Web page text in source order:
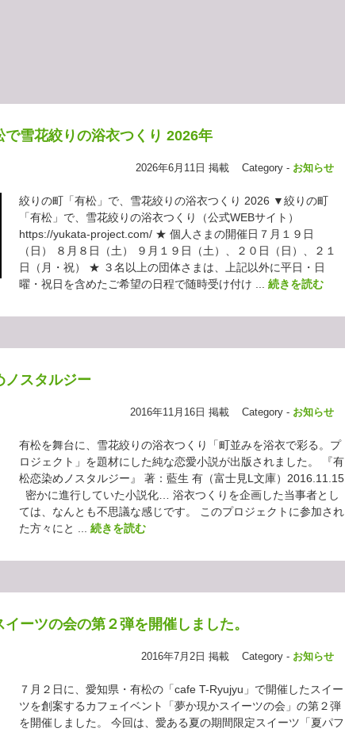
で雪花絞りの浴衣つくり 2026年
2026年6月11日 掲載 Category - お知らせ
絞りの町「有松」で、雪花絞りの浴衣つくり 2026 ▼絞りの町
「有松」で、雪花絞りの浴衣つくり（公式WEBサイト）
https://yukata-project.com/ ★ 個人さまの開催日７月１９日
（日） ８月８日（土） ９月１９日（土）、２０日（日）、２１
日（月・祝） ★ ３名以上の団体さまは、上記以外に平日・日
曜・祝日を含めたご希望の日程で随時受け付け ... 続きを読む
ノスタルジー
2016年11月16日 掲載 Category - お知らせ
有松を舞台に、雪花絞りの浴衣つくり「町並みを浴衣で彩る。プ
ロジェクト」を題材にした純な恋愛小説が出版されました。 『有
松恋染めノスタルジー』 著：藍生 有（富士見L文庫）2016.11.15
密かに進行していた小説化… 浴衣つくりを企画した当事者とし
ては、なんとも不思議な感じです。 このプロジェクトに参加され
た方々にと ... 続きを読む
ーツの会の第２弾を開催しました。
2016年7月2日 掲載 Category - お知らせ
７月２日に、愛知県・有松の「cafe T-Ryujyu」で開催したスイー
ツを創案するカフェイベント「夢か現かスイーツの会」の第２弾
を開催しました。 今回は、愛ある夏の期間限定スイーツ「夏パフ